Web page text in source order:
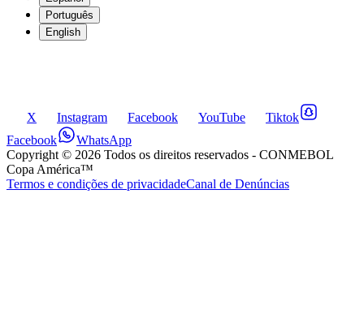
Português
English
X Instagram Facebook YouTube
Tiktok
Facebook
WhatsApp
Copyright © 2026 Todos os direitos reservados - CONMEBOL
Copa América™
Termos e condições de privacidadeCanal de Denúncias